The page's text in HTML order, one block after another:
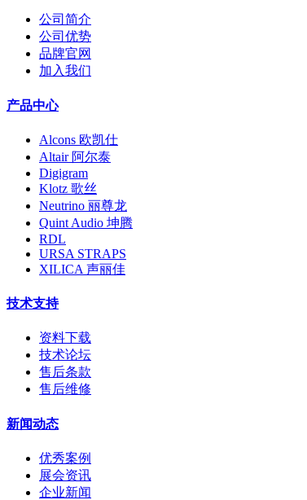
公司简介
公司优势
品牌官网
加入我们
产品中心
Alcons 欧凯仕
Altair 阿尔泰
Digigram
Klotz 歌丝
Neutrino 丽尊龙
Quint Audio 坤腾
RDL
URSA STRAPS
XILICA 声丽佳
技术支持
资料下载
技术论坛
售后条款
售后维修
新闻动态
优秀案例
展会资讯
企业新闻